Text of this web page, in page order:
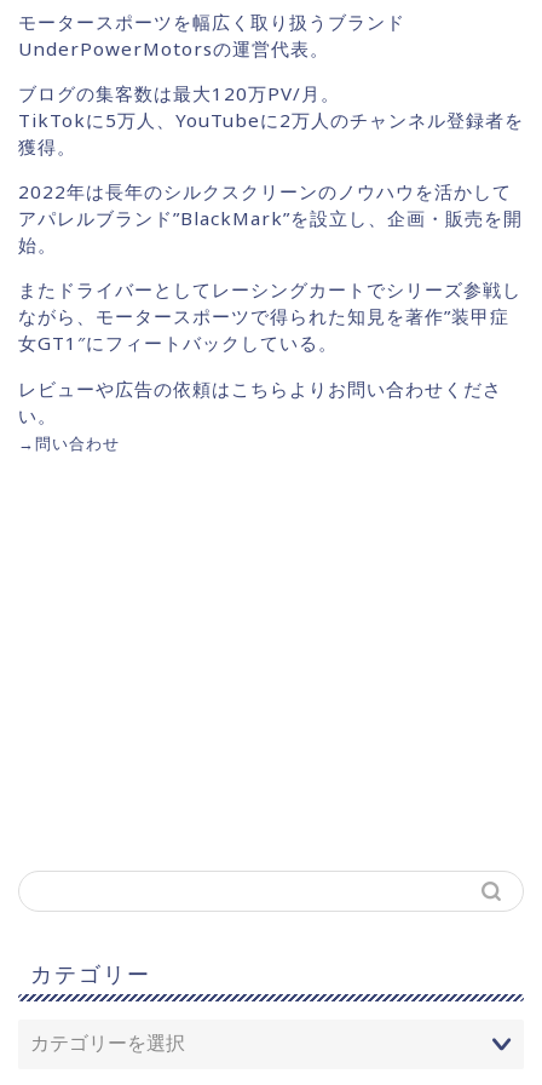
モータースポーツを幅広く取り扱うブランド
UnderPowerMotorsの運営代表。
ブログの集客数は最大120万PV/月。
TikTokに5万人、YouTubeに2万人のチャンネル登録者を
獲得。
2022年は長年のシルクスクリーンのノウハウを活かして
アパレルブランド”BlackMark”を設立し、企画・販売を開
始。
またドライバーとしてレーシングカートでシリーズ参戦し
ながら、モータースポーツで得られた知見を著作”装甲症
女GT1″にフィートバックしている。
レビューや広告の依頼はこちらよりお問い合わせくださ
い。
→問い合わせ
カテゴリー